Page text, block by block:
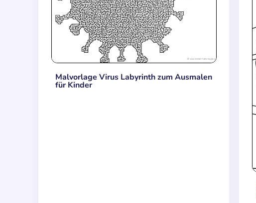
Malvorlage Virus Labyrinth zum Ausmalen
für Kinder